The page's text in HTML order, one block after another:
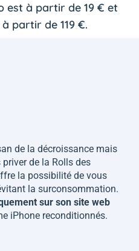
est à partir de 19 € et
partir de 119 €.
de la décroissance mais
de la Rolls des
la possibilité de vous
la surconsommation.
sur son site web
iPhone reconditionnés.